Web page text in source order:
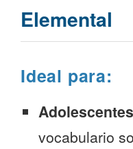
Elemental
Ideal para:
Adolescentes
vocabulario